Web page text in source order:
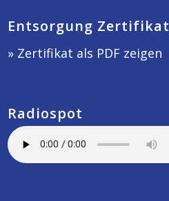
Entsorgung Zertifikat
» Zertifikat als PDF zeigen
Radiospot